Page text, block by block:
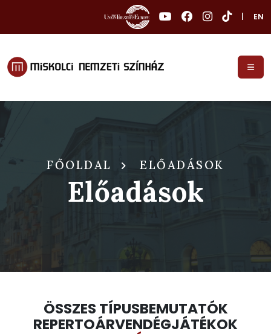
EN
FŐOLDAL ELŐADÁSOK
Előadások
ÖSSZES TÍPUSBEMUTATÓK
REPERTOÁRVENDÉGJÁTÉKOK